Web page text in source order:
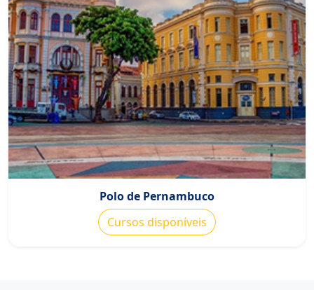
Polo de Pernambuco
Cursos disponíveis